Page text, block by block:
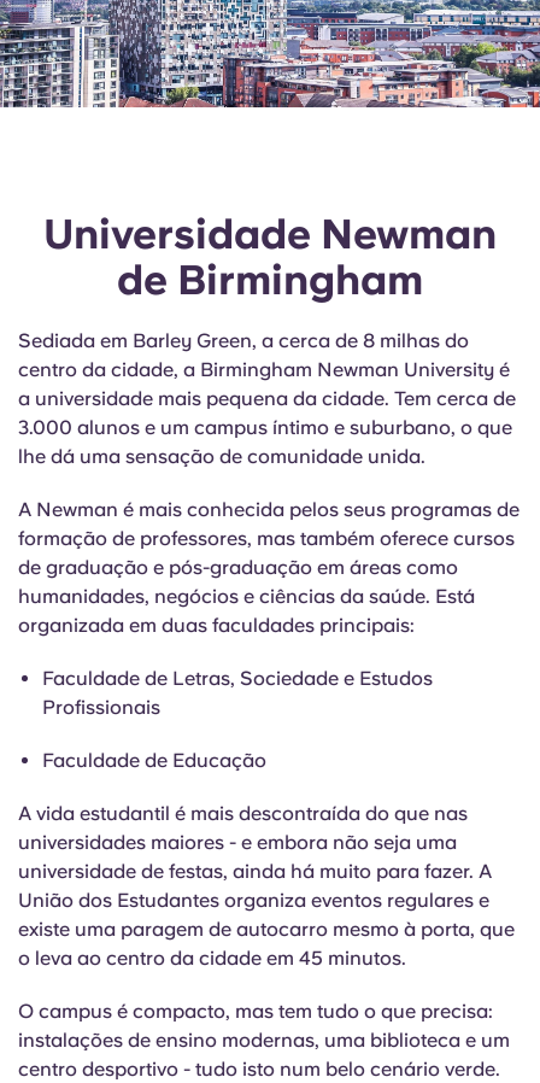
Universidade Newman
de Birmingham
Sediada em Barley Green, a cerca de 8 milhas do
centro da cidade, a Birmingham Newman University é
a universidade mais pequena da cidade. Tem cerca de
3.000 alunos e um campus íntimo e suburbano, o que
lhe dá uma sensação de comunidade unida.
A Newman é mais conhecida pelos seus programas de
formação de professores, mas também oferece cursos
de graduação e pós-graduação em áreas como
humanidades, negócios e ciências da saúde. Está
organizada em duas faculdades principais:
Faculdade de Letras, Sociedade e Estudos
Profissionais
Faculdade de Educação
A vida estudantil é mais descontraída do que nas
universidades maiores - e embora não seja uma
universidade de festas, ainda há muito para fazer. A
União dos Estudantes organiza eventos regulares e
existe uma paragem de autocarro mesmo à porta, que
o leva ao centro da cidade em 45 minutos.
O campus é compacto, mas tem tudo o que precisa:
instalações de ensino modernas, uma biblioteca e um
centro desportivo - tudo isto num belo cenário verde.